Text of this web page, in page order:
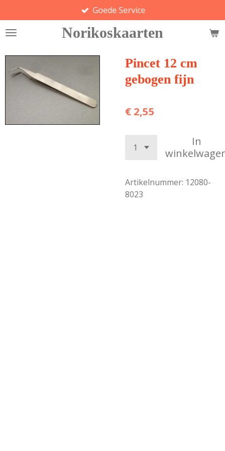
direct
naar
hoofdinhoud
Norikoskaarten
Goede Service
Pincet 12 cm
gebogen fijn
€ 2,55
In
Artikelnummer: 12080-
8023